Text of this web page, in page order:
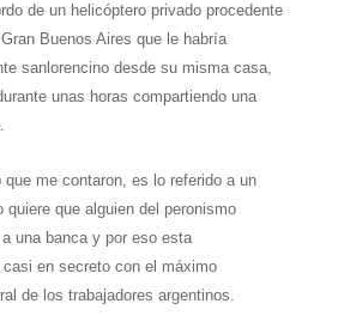
de un helicóptero privado procedente
Buenos Aires que le habría
sanlorencino desde su misma casa,
unas horas compartiendo una
que me contaron, es lo referido a un
quiere que alguien del peronismo
una banca y por eso esta
en secreto con el máximo
de los trabajadores argentinos.